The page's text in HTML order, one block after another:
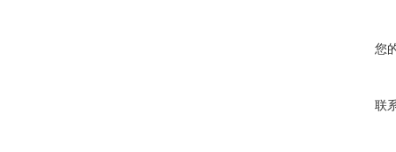
您
联